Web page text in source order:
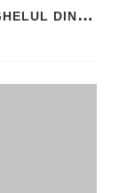
P
UNTEA CUVINTELOR – TETRAEVANGHELUL DIN 1561 ȘI NAȘTEREA LIMBII ROMÂNE LITERARE